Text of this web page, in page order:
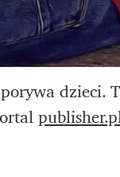
dzieci.